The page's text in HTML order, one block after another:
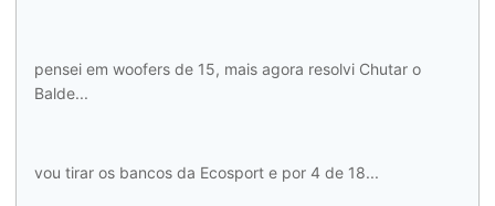
pensei em woofers de 15, mais agora resolvi Chutar o
Balde...
vou tirar os bancos da Ecosport e por 4 de 18...